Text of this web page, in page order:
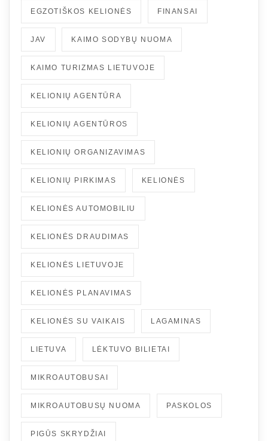
EGZOTIŠKOS KELIONĖS FINANSAI
JAV KAIMO SODYBŲ NUOMA
KAIMO TURIZMAS LIETUVOJE
KELIONIŲ AGENTŪRA
KELIONIŲ AGENTŪROS
KELIONIŲ ORGANIZAVIMAS
KELIONIŲ PIRKIMAS KELIONĖS
KELIONĖS AUTOMOBILIU
KELIONĖS DRAUDIMAS
KELIONĖS LIETUVOJE
KELIONĖS PLANAVIMAS
KELIONĖS SU VAIKAIS LAGAMINAS
LIETUVA LĖKTUVO BILIETAI
MIKROAUTOBUSAI
MIKROAUTOBUSŲ NUOMA PASKOLOS
PIGŪS SKRYDŽIAI